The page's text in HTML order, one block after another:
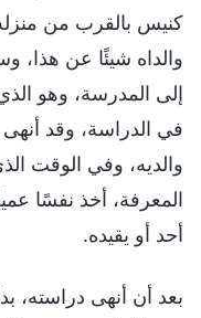
كنيس بالقرب من
والداه شيئًا عن هذا،
إلى المدرسة، وهو
في الدراسة، وقد أنهى
والديه، وفي الوقت
المعرفة، أخذ نفسًا
أحد أو يقيده.
بعد أن أنهى دراسته،